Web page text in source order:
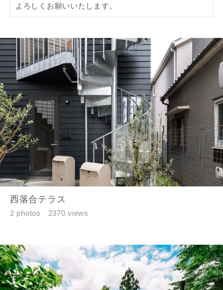
西落合テラス
2 photos 2370 views
同居する家族構成
資料請求にあたっての注意事項
当社は，当社の プライバシーポリシー
に則って，いただい
た情報を利用します。
当社はお客様からいただいた個人情報を，お客様が指定され
めに利用します。
律上の請求原因の如何を問わず賠償の責任を負わないものと
します。
当社は、お客様が本サービスを利用することにより第三者と
の間で生じた紛争等について一切責任を負わないものとしま